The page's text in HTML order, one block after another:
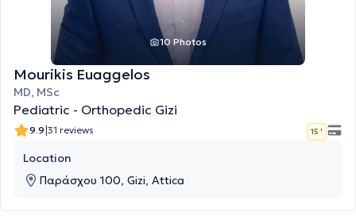
10 Photos
Mourikis Euaggelos
MD, MSc
Pediatric - Orthopedic Gizi
9.9|31 reviews 15 '
Location
Παράσχου 100, Gizi, Attica